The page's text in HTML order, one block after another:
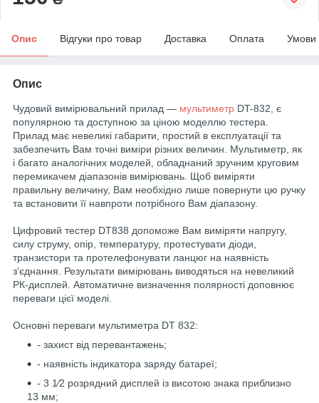
Опис Відгуки про товар Доставка Оплата Умови
Опис
Чудовий вимірювальний прилад — мультиметр DT-832, є
популярною та доступною за ціною моделлю тестера.
Прилад має невеликі габарити, простий в експлуатації та
забезпечить Вам точні виміри різних величин. Мультиметр, як
і багато аналогічних моделей, обладнаний зручним круговим
перемикачем діапазонів вимірювань. Щоб виміряти
правильну величину, Вам необхідно лише повернути цю ручку
та встановити її навпроти потрібного Вам діапазону.
Цифровий тестер DT838 допоможе Вам виміряти напругу,
силу струму, опір, температуру, протестувати діоди,
транзистори та протелефонувати ланцюг на наявність
з'єднання. Результати вимірювань виводяться на невеликий
РК-дисплей. Автоматичне визначення полярності доповнює
переваги цієї моделі.
Основні переваги мультиметра DT 832:
- захист від перевантажень;
- наявність індикатора заряду батареї;
- 3 1⁄2 розрядний дисплей із висотою знака приблизно
13 мм;